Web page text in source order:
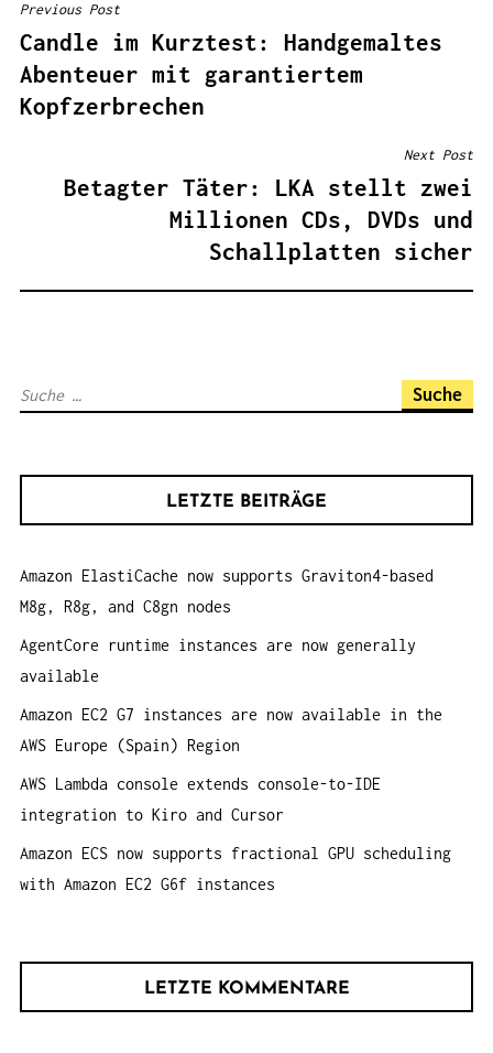
B
E
I
T
G
O
Previous Post
Candle im Kurztest: Handgemaltes
Abenteuer mit garantiertem
Kopfzerbrechen
Next Post
Betagter Täter: LKA stellt zwei
Millionen CDs, DVDs und
Schallplatten sicher
S
a
c
h
:
LETZTE BEITRÄGE
Amazon ElastiCache now supports Graviton4-based
M8g, R8g, and C8gn nodes
AgentCore runtime instances are now generally
available
Amazon EC2 G7 instances are now available in the
AWS Europe (Spain) Region
AWS Lambda console extends console-to-IDE
integration to Kiro and Cursor
Amazon ECS now supports fractional GPU scheduling
with Amazon EC2 G6f instances
LETZTE KOMMENTARE